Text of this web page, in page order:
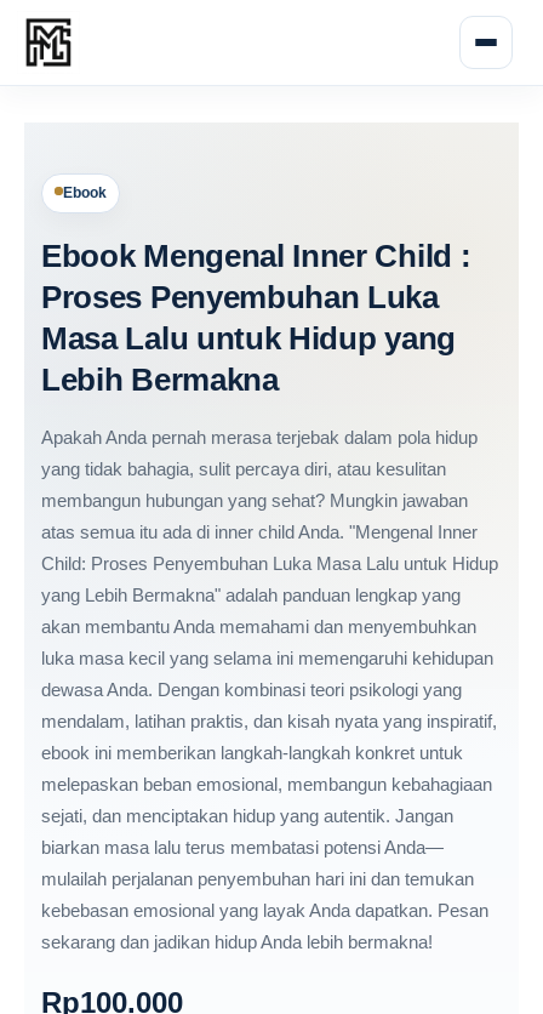
konten
Ebook
Ebook Mengenal Inner Child :
Proses Penyembuhan Luka
Masa Lalu untuk Hidup yang
Lebih Bermakna
Apakah Anda pernah merasa terjebak dalam pola hidup
yang tidak bahagia, sulit percaya diri, atau kesulitan
membangun hubungan yang sehat? Mungkin jawaban
atas semua itu ada di inner child Anda. "Mengenal Inner
Child: Proses Penyembuhan Luka Masa Lalu untuk Hidup
yang Lebih Bermakna" adalah panduan lengkap yang
akan membantu Anda memahami dan menyembuhkan
luka masa kecil yang selama ini memengaruhi kehidupan
dewasa Anda. Dengan kombinasi teori psikologi yang
mendalam, latihan praktis, dan kisah nyata yang inspiratif,
ebook ini memberikan langkah-langkah konkret untuk
melepaskan beban emosional, membangun kebahagiaan
sejati, dan menciptakan hidup yang autentik. Jangan
biarkan masa lalu terus membatasi potensi Anda—
mulailah perjalanan penyembuhan hari ini dan temukan
kebebasan emosional yang layak Anda dapatkan. Pesan
sekarang dan jadikan hidup Anda lebih bermakna!
Rp100.000